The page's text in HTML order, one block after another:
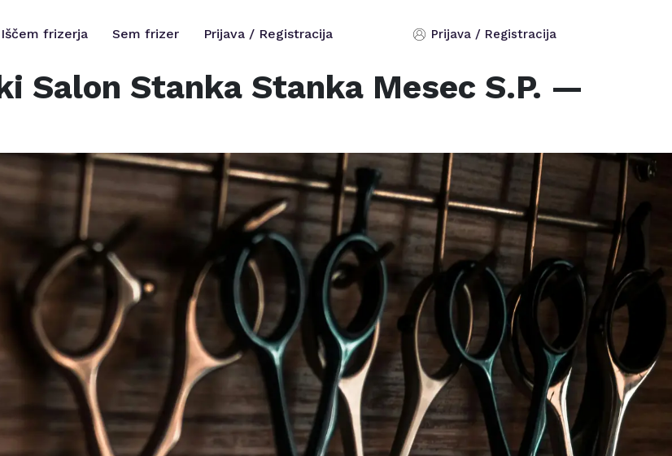
Iščem frizerja Sem frizer Prijava / Registracija Prijava / Registracija
Salon Stanka Stanka Mesec S.P. —